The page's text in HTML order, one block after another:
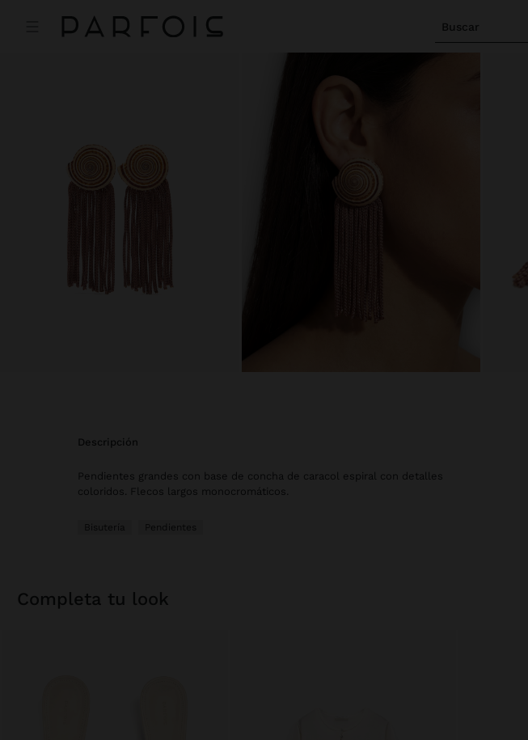
Buscar
descripción
Pendientes grandes con base de concha de caracol espiral con detalles
coloridos. Flecos largos monocromáticos.
Bisutería Pendientes
completa tu look